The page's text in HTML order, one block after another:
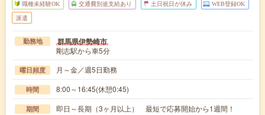
職種未経験OK 交通費別途支給あり 土日祝日が休み WEB登録OK
派遣
勤務地 群馬県伊勢崎市
剛志駅から車5分
曜日頻度 月～金／週5日勤務
時間 8:00～16:45(休憩0:45)
期間 即日～長期（3ヶ月以上） 最短で応募開始から1週間！